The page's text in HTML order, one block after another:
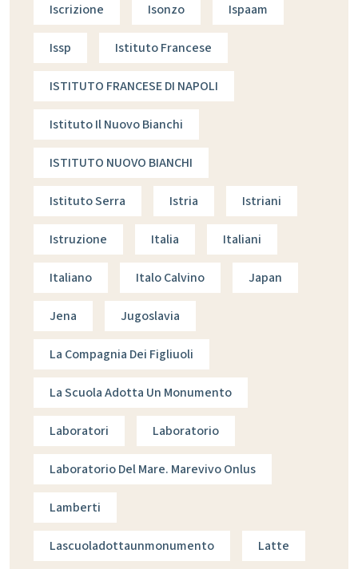
Iscrizione Isonzo Ispaam
Issp Istituto Francese
ISTITUTO FRANCESE DI NAPOLI
Istituto Il Nuovo Bianchi
ISTITUTO NUOVO BIANCHI
Istituto Serra Istria Istriani
Istruzione Italia Italiani
Italiano Italo Calvino Japan
Jena Jugoslavia
La Compagnia Dei Figliuoli
La Scuola Adotta Un Monumento
Laboratori Laboratorio
Laboratorio Del Mare. Marevivo Onlus
Lamberti
Lascuoladottaunmonumento Latte